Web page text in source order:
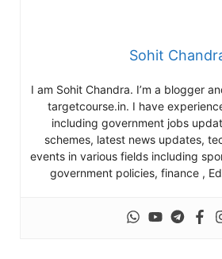
Sohit
I am Sohit Chandra. I’m a blogger
targetcourse.in. I have
including government jobs
schemes, latest news updates,
events in various fields including
government policies, finance ,